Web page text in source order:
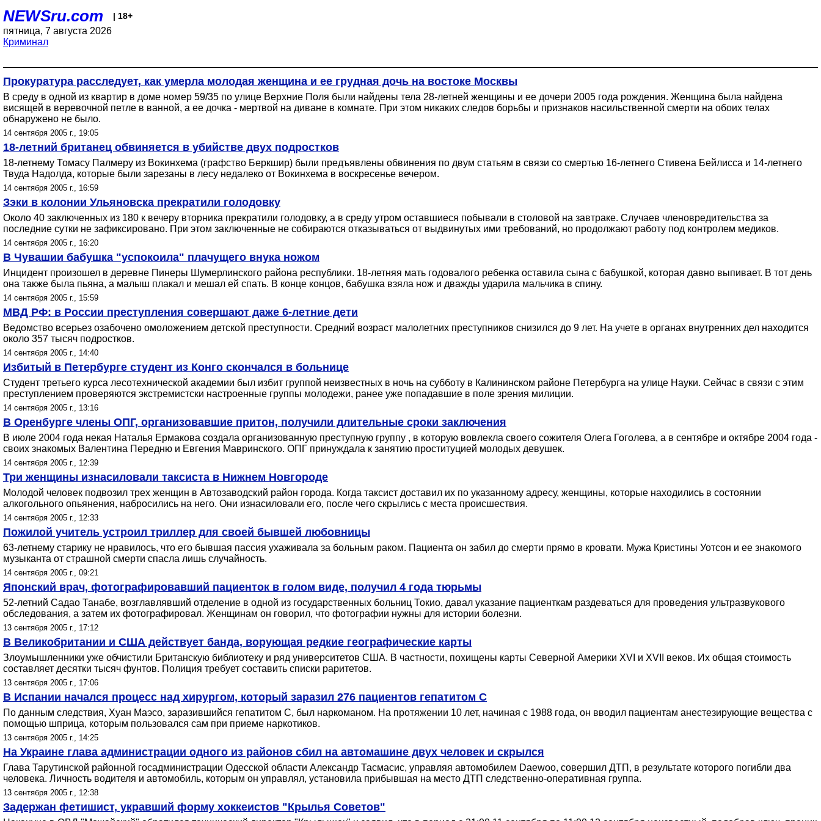
NEWSru.com | 18+
пятница, 7 августа 2026
Криминал
Прокуратура расследует, как умерла молодая женщина и ее грудная дочь на востоке Москвы
В среду в одной из квартир в доме номер 59/35 по улице Верхние Поля были найдены тела 28-летней женщины и ее дочери 2005 года рождения. Женщина была найдена
висящей в веревочной петле в ванной, а ее дочка - мертвой на диване в комнате. При этом никаких следов борьбы и признаков насильственной смерти на обоих телах
обнаружено не было.
14 сентября 2005 г., 19:05
18-летний британец обвиняется в убийстве двух подростков
18-летнему Томасу Палмеру из Вокинхема (графство Беркшир) были предъявлены обвинения по двум статьям в связи со смертью 16-летнего Стивена Бейлисса и 14-летнего
Твуда Надолда, которые были зарезаны в лесу недалеко от Вокинхема в воскресенье вечером.
14 сентября 2005 г., 16:59
Зэки в колонии Ульяновска прекратили голодовку
Около 40 заключенных из 180 к вечеру вторника прекратили голодовку, а в среду утром оставшиеся побывали в столовой на завтраке. Случаев членовредительства за
последние сутки не зафиксировано. При этом заключенные не собираются отказываться от выдвинутых ими требований, но продолжают работу под контролем медиков.
14 сентября 2005 г., 16:20
В Чувашии бабушка "успокоила" плачущего внука ножом
Инцидент произошел в деревне Пинеры Шумерлинского района республики. 18-летняя мать годовалого ребенка оставила сына с бабушкой, которая давно выпивает. В тот день
она также была пьяна, а малыш плакал и мешал ей спать. В конце концов, бабушка взяла нож и дважды ударила мальчика в спину.
14 сентября 2005 г., 15:59
МВД РФ: в России преступления совершают даже 6-летние дети
Ведомство всерьез озабочено омоложением детской преступности. Cредний возраст малолетних преступников снизился до 9 лет. На учете в органах внутренних дел находится
около 357 тысяч подростков.
14 сентября 2005 г., 14:40
Избитый в Петербурге студент из Конго скончался в больнице
Студент третьего курса лесотехнической академии был избит группой неизвестных в ночь на субботу в Калининском районе Петербурга на улице Науки. Сейчас в связи с этим
преступлением проверяются экстремистски настроенные группы молодежи, ранее уже попадавшие в поле зрения милиции.
14 сентября 2005 г., 13:16
В Оренбурге члены ОПГ, организовавшие притон, получили длительные сроки заключения
В июле 2004 года некая Наталья Ермакова создала организованную преступную группу , в которую вовлекла своего сожителя Олега Гоголева, а в сентябре и октябре 2004 года -
своих знакомых Валентина Передню и Евгения Мавринского. ОПГ принуждала к занятию проституцией молодых девушек.
14 сентября 2005 г., 12:39
Три женщины изнасиловали таксиста в Нижнем Новгороде
Молодой человек подвозил трех женщин в Автозаводский район города. Когда таксист доставил их по указанному адресу, женщины, которые находились в состоянии
алкогольного опьянения, набросились на него. Они изнасиловали его, после чего скрылись с места происшествия.
14 сентября 2005 г., 12:33
Пожилой учитель устроил триллер для своей бывшей любовницы
63-летнему старику не нравилось, что его бывшая пассия ухаживала за больным раком. Пациента он забил до смерти прямо в кровати. Мужа Кристины Уотсон и ее знакомого
музыканта от страшной смерти спасла лишь случайность.
14 сентября 2005 г., 09:21
Японский врач, фотографировавший пациенток в голом виде, получил 4 года тюрьмы
52-летний Садао Танабе, возглавлявший отделение в одной из государственных больниц Токио, давал указание пациенткам раздеваться для проведения ультразвукового
обследования, а затем их фотографировал. Женщинам он говорил, что фотографии нужны для истории болезни.
13 сентября 2005 г., 17:12
В Великобритании и США действует банда, ворующая редкие географические карты
Злоумышленники уже обчистили Британскую библиотеку и ряд университетов США. В частности, похищены карты Северной Америки XVI и XVII веков. Их общая стоимость
составляет десятки тысяч фунтов. Полиция требует составить списки раритетов.
13 сентября 2005 г., 17:06
В Испании начался процесс над хирургом, который заразил 276 пациентов гепатитом С
По данным следствия, Хуан Маэсо, заразившийся гепатитом С, был наркоманом. На протяжении 10 лет, начиная с 1988 года, он вводил пациентам анестезирующие вещества с
помощью шприца, которым пользовался сам при приеме наркотиков.
13 сентября 2005 г., 14:25
На Украине глава администрации одного из районов сбил на автомашине двух человек и скрылся
Глава Тарутинской районной госадминистрации Одесской области Александр Тасмасис, управляя автомобилем Daewoo, совершил ДТП, в результате которого погибли два
человека. Личность водителя и автомобиль, которым он управлял, установила прибывшая на место ДТП следственно-оперативная группа.
13 сентября 2005 г., 12:38
Задержан фетишист, укравший форму хоккеистов "Крылья Советов"